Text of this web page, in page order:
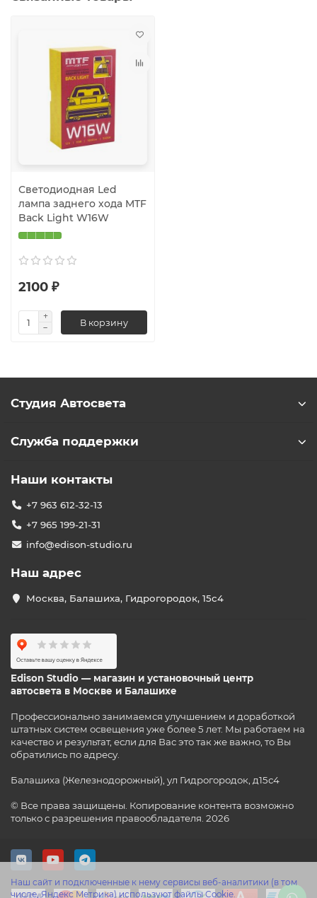
Светодиодная Led
лампа заднего хода MTF
Back Light W16W
2100 ₽
В корзину
Наш сайт и подключенные к нему сервисы веб-аналитики (в том
числе, Яндекс Метрика) используют файлы Cookie.
Студия Автосвета
Служба поддержки
Наши контакты
+7 963 612-32-13
+7 965 199-21-31
info@edison-studio.ru
Наш адрес
Москва, Балашиха, Гидрогородок, 15с4
Edison Studio — магазин и установочный центр
автосвета в Москве и Балашихе
Профессионально занимаемся улучшением и доработкой
штатных систем освещения уже более 5 лет. Мы работаем на
качество и результат, если для Вас это так же важно, то Вы
обратились по адресу.
Балашиха (Железнодорожный), ул Гидрогородок, д15с4
© Все права защищены. Копирование контента возможно
только с разрешения правообладателя. 2026